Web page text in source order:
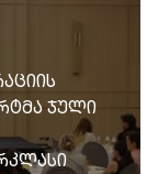
ᲯᲣᲚᲘ